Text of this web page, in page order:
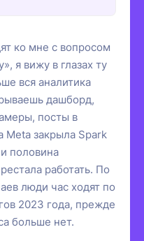
ко мне с вопросом
я вижу в глазах ту
вся аналитика
дашборд,
посты в
Meta закрыла Spark
половина
работать. По
люди час ходят по
2023 года, прежде
больше нет.